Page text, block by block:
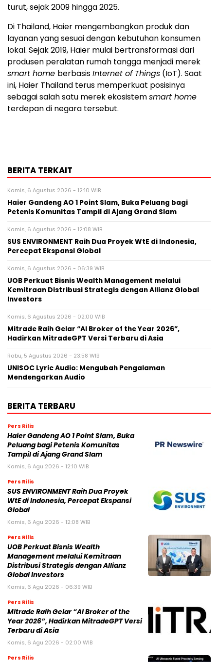
turut, sejak 2009 hingga 2025.
Di Thailand, Haier mengembangkan produk dan
layanan yang sesuai dengan kebutuhan konsumen
lokal. Sejak 2019, Haier mulai bertransformasi dari
produsen peralatan rumah tangga menjadi merek
smart home berbasisInternet of Things (IoT). Saat
ini, Haier Thailand terus memperkuat posisinya
sebagai salah satu merek ekosistemsmart home
terdepan di negara tersebut.
BERITA TERKAIT
Kamis, 6 Agustus 2026 - 12:10 WIB
Haier Gandeng AO 1 Point Slam, Buka Peluang bagi
Petenis Komunitas Tampil di Ajang Grand Slam
Kamis, 6 Agustus 2026 - 12:08 WIB
SUS ENVIRONMENT Raih Dua Proyek WtE di Indonesia,
Percepat Ekspansi Global
Kamis, 6 Agustus 2026 - 06:39 WIB
UOB Perkuat Bisnis Wealth Management melalui
Kemitraan Distribusi Strategis dengan Allianz Global
Investors
Kamis, 6 Agustus 2026 - 02:00 WIB
Mitrade Raih Gelar “AI Broker of the Year 2026”,
Hadirkan MitradeGPT Versi Terbaru di Asia
Rabu, 5 Agustus 2026 - 23:58 WIB
UNISOC Lyric Audio: Mengubah Pengalaman
Mendengarkan Audio
BERITA TERBARU
Pers Rilis
Haier Gandeng AO 1 Point Slam, Buka
Peluang bagi Petenis Komunitas
Tampil di Ajang Grand Slam
Kamis, 6 Agu 2026 - 12:10 WIB
Pers Rilis
SUS ENVIRONMENT Raih Dua Proyek
WtE di Indonesia, Percepat Ekspansi
Global
Kamis, 6 Agu 2026 - 12:08 WIB
Pers Rilis
UOB Perkuat Bisnis Wealth
Management melalui Kemitraan
Distribusi Strategis dengan Allianz
Global Investors
Kamis, 6 Agu 2026 - 06:39 WIB
Pers Rilis
Mitrade Raih Gelar “AI Broker of the
Year 2026”, Hadirkan MitradeGPT Versi
Terbaru di Asia
Kamis, 6 Agu 2026 - 02:00 WIB
Pers Rilis